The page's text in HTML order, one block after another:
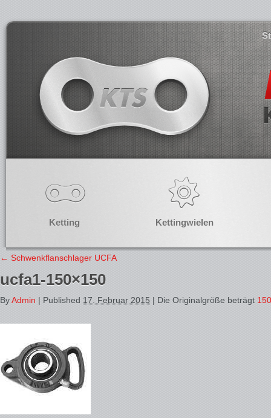
Ketting Kettingwielen
← Schwenkflanschlager UCFA
ucfa1-150×150
ByAdmin | Published 17. Februar 2015 | Die Originalgröße beträgt